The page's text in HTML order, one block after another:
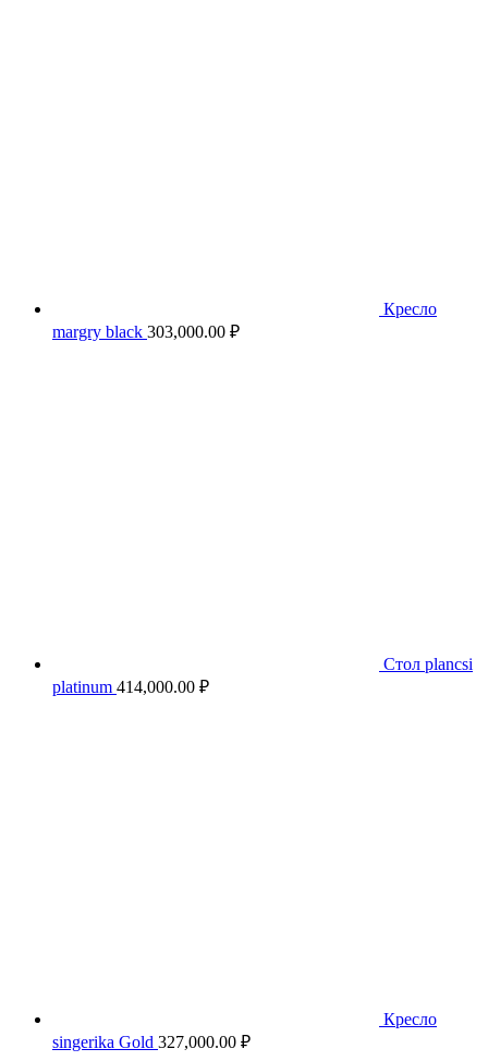
Кресло
margry black 303,000.00 ₽
Стол plancsi
platinum 414,000.00 ₽
Кресло
singerika Gold 327,000.00 ₽